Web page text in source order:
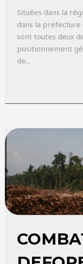
Situées dans la
dans la préfecture
sont toutes deux
positionnement
de...